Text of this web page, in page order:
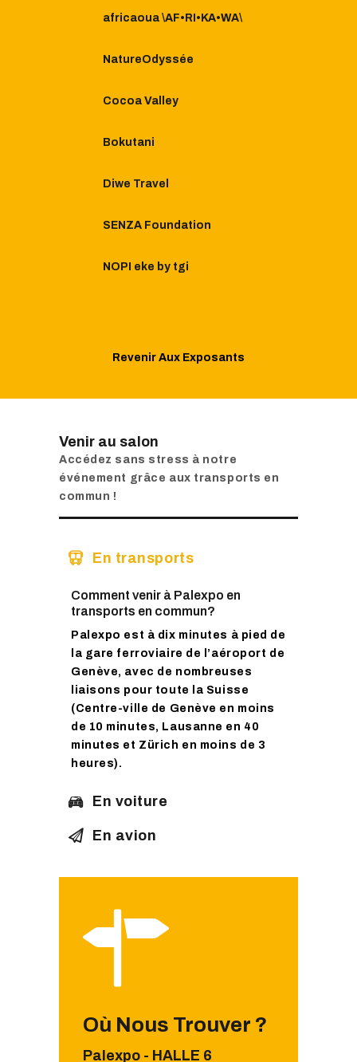
africaoua \AF•RI•KA•WA\
NatureOdyssée
Cocoa Valley
Bokutani
Diwe Travel
SENZA Foundation
NOPI eke by tgi
Revenir Aux Exposants
Venir au salon
Accédez sans stress à notre
événement grâce aux transports en
commun !
En transports
Comment venir à Palexpo en
transports en commun?
Palexpo est à dix minutes à pied de
la gare ferroviaire de l’aéroport de
Genève, avec de nombreuses
liaisons pour toute la Suisse
(Centre-ville de Genève en moins
de 10 minutes, Lausanne en 40
minutes et Zürich en moins de 3
heures).
En voiture
En avion
Où Nous Trouver ?
Palexpo - HALLE 6